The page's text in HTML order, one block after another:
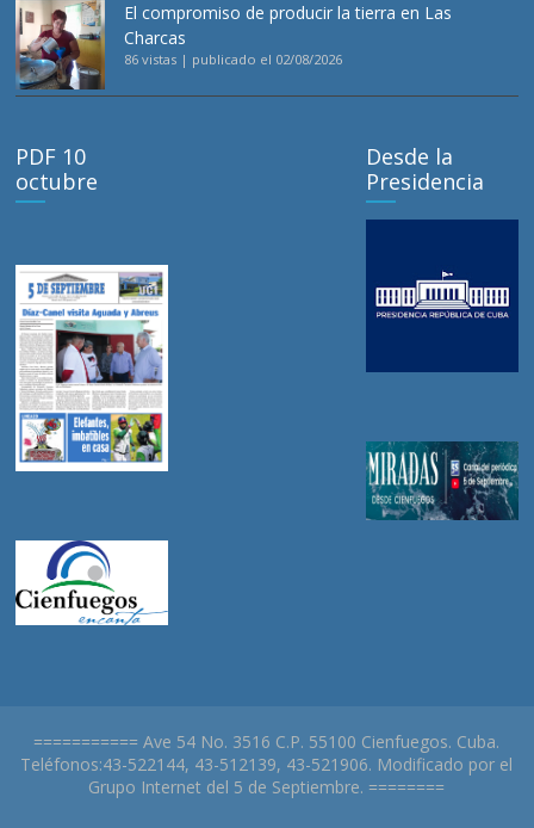
El compromiso de producir la tierra en Las
Charcas
86 vistas | publicado el 02/08/2026
PDF 10
octubre
Desde la
Presidencia
=========== Ave 54 No. 3516 C.P. 55100 Cienfuegos. Cuba.
Teléfonos:43-522144, 43-512139, 43-521906. Modificado por el
Grupo Internet del 5 de Septiembre. ========